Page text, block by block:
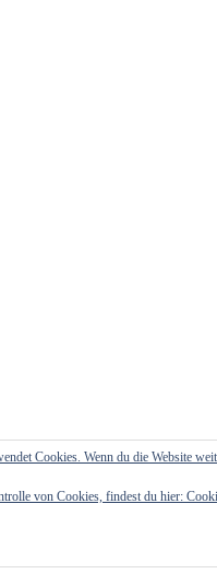
Cookies. Wenn du die Website
von Cookies, findest du hier: